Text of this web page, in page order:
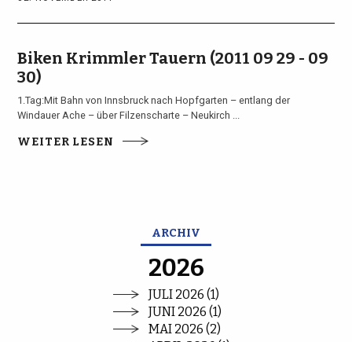
Biken Krimmler Tauern (2011 09 29 - 09
30)
1.Tag:Mit Bahn von Innsbruck nach Hopfgarten – entlang der
Windauer Ache – über Filzenscharte – Neukirch ...
WEITER LESEN
ARCHIV
2026
JULI 2026 (1)
JUNI 2026 (1)
MAI 2026 (2)